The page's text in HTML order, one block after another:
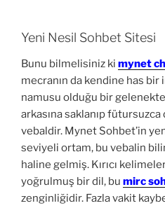
Yeni Nesil Sohbet Sitesi
Bunu bilmelisiniz ki mynet
mecranın da kendine has bir
namusu olduğu bir
arkasına saklanıp
vebaldir. Mynet Sohbet’in
seviyeli ortam, bu vebalin
haline gelmiş. Kırıcı
yoğrulmuş bir dil, bu mirc
zenginliğidir. Fazla vakit